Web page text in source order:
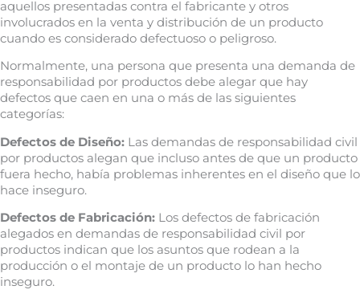
aquellos presentadas contra el fabricante y otros
involucrados en la venta y distribución de un producto
cuando es considerado defectuoso o peligroso.
Normalmente, una persona que presenta una demanda de
responsabilidad por productos debe alegar que hay
defectos que caen en una o más de las siguientes
categorías:
Defectos de Diseño: Las demandas de responsabilidad civil
por productos alegan que incluso antes de que un producto
fuera hecho, había problemas inherentes en el diseño que lo
hace inseguro.
Defectos de Fabricación: Los defectos de fabricación
alegados en demandas de responsabilidad civil por
productos indican que los asuntos que rodean a la
producción o el montaje de un producto lo han hecho
inseguro.